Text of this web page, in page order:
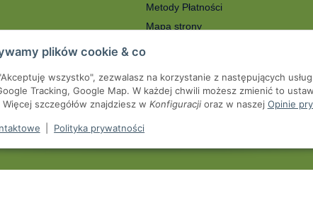
plików cookie & co
wszystko", zezwalasz na korzystanie z następujących
Tracking, Google Map. W każdej chwili możesz zmienić to
szczegółów znajdziesz w Konfiguracjioraz w naszej Opinie
Polityka prywatności
od umowy
Metody Płatności
Mapa strony
Serwis